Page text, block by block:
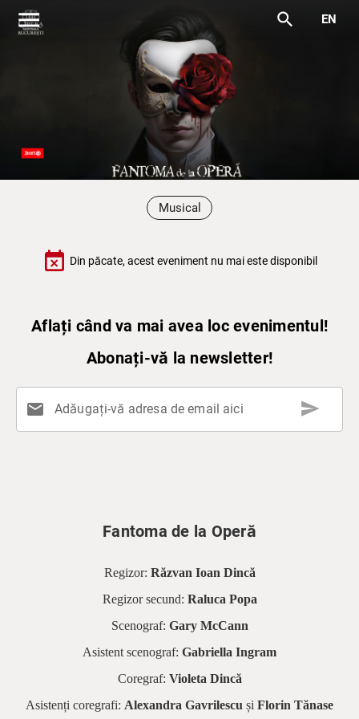
menu search EN
Musical
event_busy Din păcate, acest eveniment nu mai este disponibil
Aflați când va mai avea loc evenimentul!
Abonați-vă la newsletter!
mail Adăugați-vă adresa de email aici send
Fantoma de la Operă
Regizor: Răzvan Ioan Dincă
Regizor secund: Raluca Popa
Scenograf: Gary McCann
Asistent scenograf: Gabriella Ingram
Coregraf: Violeta Dincă
Asistenți coregrafi: Alexandra Gavrilescu și Florin Tănase